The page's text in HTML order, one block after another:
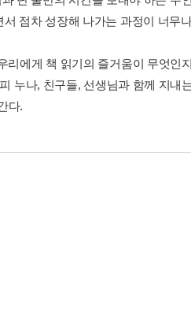
점차 성장해 나가는 과정이 너무
에게 책 읽기의 즐거움이 무엇인
누나, 친구들, 선생님과 함께 지내
다.